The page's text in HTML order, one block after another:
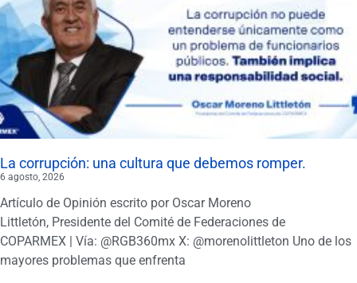
La corrupción: una cultura que debemos romper.
6 agosto, 2026
Artículo de Opinión escrito por Oscar Moreno
Littletón, Presidente del Comité de Federaciones de
COPARMEX | Vía: @RGB360mx X: @morenolittleton Uno de los
mayores problemas que enfrenta